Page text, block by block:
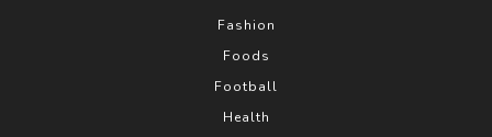
Fashion
Foods
Football
Health